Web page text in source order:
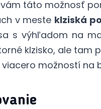
táto možnosť
v meste klziská
s výhľadom na
klzisko, ale tam
možností na